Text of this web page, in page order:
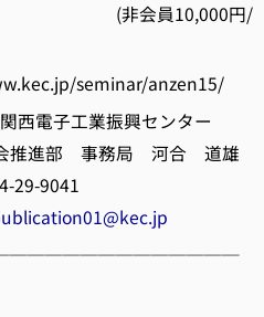
円/
seminar/anzen15/
電子工業振興センター
事務局 河合 道雄